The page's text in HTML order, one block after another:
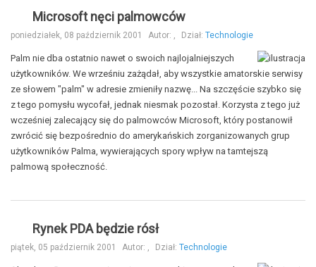
Microsoft nęci palmowców
poniedziałek, 08 październik 2001 Autor: , Dział: Technologie
Palm nie dba ostatnio nawet o swoich najlojalniejszych
użytkowników. We wrześniu zażądał, aby wszystkie amatorskie serwisy
ze słowem "palm" w adresie zmieniły nazwę... Na szczęście szybko się
z tego pomysłu wycofał, jednak niesmak pozostał. Korzysta z tego już
wcześniej zalecający się do palmowców Microsoft, który postanowił
zwrócić się bezpośrednio do amerykańskich zorganizowanych grup
użytkowników Palma, wywierających spory wpływ na tamtejszą
palmową społeczność.
Rynek PDA będzie rósł
piątek, 05 październik 2001 Autor: , Dział: Technologie